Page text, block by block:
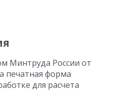
Минтруда России от
печатная форма
для расчета